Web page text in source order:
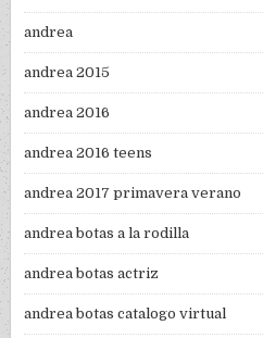
andrea
andrea 2015
andrea 2016
andrea 2016 teens
andrea 2017 primavera verano
andrea botas a la rodilla
andrea botas actriz
andrea botas catalogo virtual